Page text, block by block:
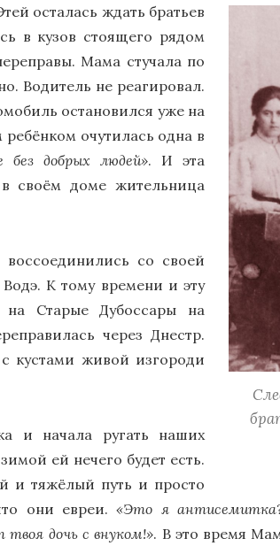
осталась ждать братьев
в кузов стоящего рядом
Мама стучала по
Водитель не реагировал.
остановился уже на
очутилась одна в
без добрых людей». И эта
своём доме жительница
со своей
К тому времени и эту
на Старые Дубоссары на
через Днестр.
кустами живой изгороди
и начала ругать наших
ей нечего будет есть.
и тяжёлый путь и просто
они евреи.«Это я
дочь с внуком!». В это время